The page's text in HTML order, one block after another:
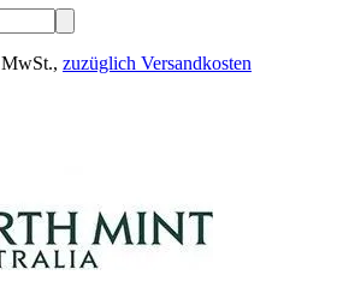
, zuzüglich Versandkosten